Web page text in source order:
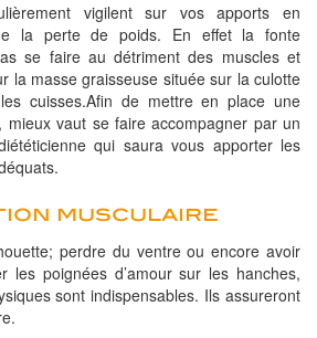
vigilent sur vos apports en
la perte de poids. En effet la fonte
se faire au détriment des muscles et
la masse graisseuse située sur la culotte
cuisses.Afin de mettre en place une
mieux vaut se faire accompagner par un
qui saura vous apporter les
musculaire
perdre du ventre ou encore avoir
les poignées d’amour sur les hanches,
sont indispensables. Ils assureront